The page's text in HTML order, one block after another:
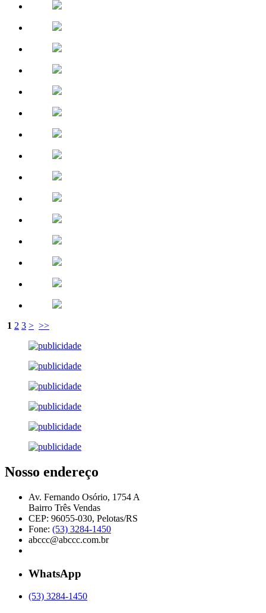
1 2 3 > >>
Nosso endereço
Av. Fernando Osório, 1754 A
Bairro Três Vendas
CEP: 96055-030, Pelotas/RS
Fone: (53) 3284-1450
abccc@abccc.com.br
WhatsApp
(53) 3284-1450